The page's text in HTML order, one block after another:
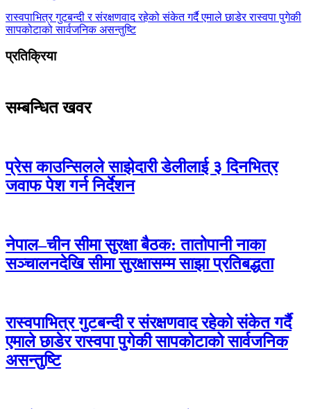
रास्वपाभित्र गुटबन्दी र संरक्षणवाद रहेको संकेत गर्दै एमाले छाडेर रास्वपा पुगेकी
सापकोटाको सार्वजनिक असन्तुष्टि
प्रतिक्रिया
सम्बन्धित खवर
प्रेस काउन्सिलले साझेदारी डेलीलाई ३ दिनभित्र
जवाफ पेश गर्न निर्देशन
नेपाल–चीन सीमा सुरक्षा बैठक: तातोपानी नाका
सञ्चालनदेखि सीमा सुरक्षासम्म साझा प्रतिबद्धता
रास्वपाभित्र गुटबन्दी र संरक्षणवाद रहेको संकेत गर्दै
एमाले छाडेर रास्वपा पुगेकी सापकोटाको सार्वजनिक
असन्तुष्टि